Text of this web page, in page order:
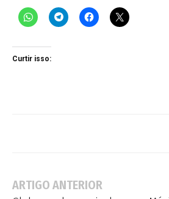
Curtir isso:
ARTIGO ANTERIOR